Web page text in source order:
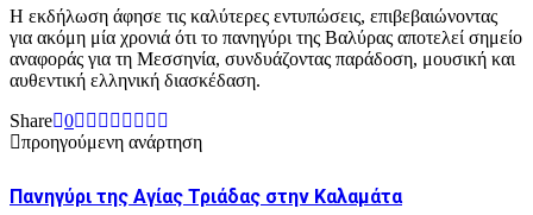
Η εκδήλωση άφησε τις καλύτερες εντυπώσεις, επιβεβαιώνοντας
για ακόμη μία χρονιά ότι το πανηγύρι της Βαλύρας αποτελεί σημείο
αναφοράς για τη Μεσσηνία, συνδυάζοντας παράδοση, μουσική και
αυθεντική ελληνική διασκέδαση.
Share 0
προηγούμενη ανάρτηση
Πανηγύρι της Αγίας Τριάδας στην Καλαμάτα